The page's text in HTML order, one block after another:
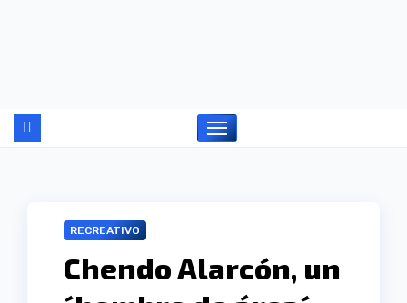
RECREATIVO
Chendo Alarcón, un